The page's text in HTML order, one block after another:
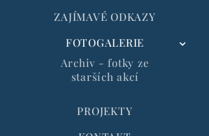
ZAJÍMAVÉ ODKAZY
FOTOGALERIE
Archiv - fotky ze
starších akcí
PROJEKTY